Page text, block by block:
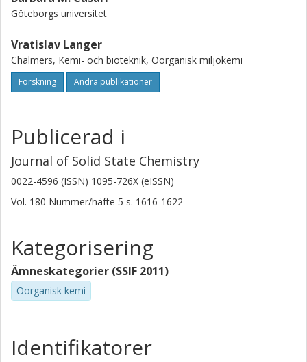
Göteborgs universitet
Vratislav Langer
Chalmers, Kemi- och bioteknik, Oorganisk miljökemi
Forskning Andra publikationer
Publicerad i
Journal of Solid State Chemistry
0022-4596 (ISSN) 1095-726X (eISSN)
Vol. 180 Nummer/häfte 5 s. 1616-1622
Kategorisering
Ämneskategorier (SSIF 2011)
Oorganisk kemi
Identifikatorer